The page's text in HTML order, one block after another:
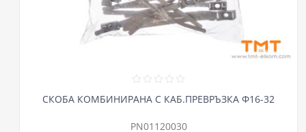
СКОБА КОМБИНИРАНА С КАБ.ПРЕВРЪЗКА Ф16-32
PN01120030